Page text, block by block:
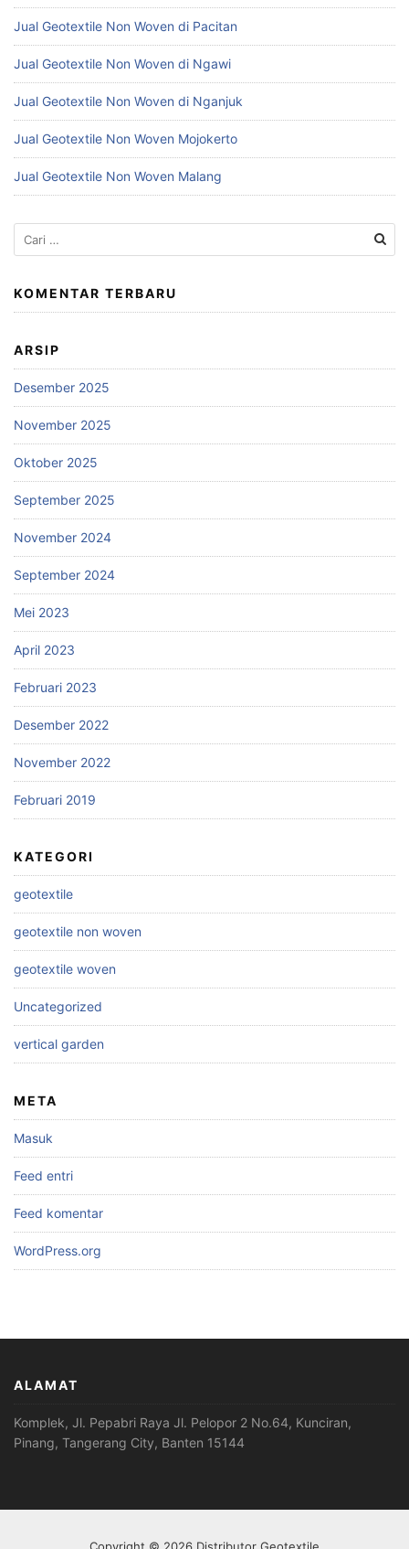
Jual Geotextile Non Woven di Pacitan
Jual Geotextile Non Woven di Ngawi
Jual Geotextile Non Woven di Nganjuk
Jual Geotextile Non Woven Mojokerto
Jual Geotextile Non Woven Malang
Cari
untuk:
KOMENTAR TERBARU
ARSIP
Desember 2025
November 2025
Oktober 2025
September 2025
November 2024
September 2024
Mei 2023
April 2023
Februari 2023
Desember 2022
November 2022
Februari 2019
KATEGORI
geotextile
geotextile non woven
geotextile woven
Uncategorized
vertical garden
META
Masuk
Feed entri
Feed komentar
WordPress.org
ALAMAT
Komplek, Jl. Pepabri Raya Jl. Pelopor 2 No.64, Kunciran,
Pinang, Tangerang City, Banten 15144